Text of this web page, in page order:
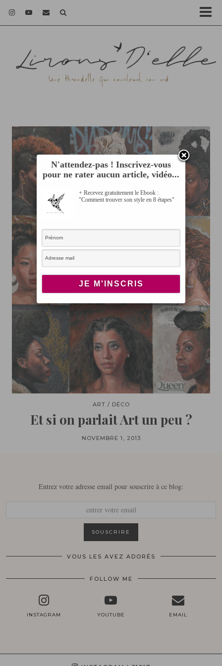
ART / DÉCO
Et si on parlait Art un peu ?
NOVEMBRE 1, 2013
Entrez votre adresse email pour souscrire à ce blog:
VOUS LES AVEZ ADORÉS
FOLLOW ME
INSTAGRAM YOUTUBE EMAIL
N'attendez-pas ! Inscrivez-vous
pour ne rater aucun article, vidéo...
+ Recevez gratuitement le Ebook :
"Comment trouver son style en 8 étapes"